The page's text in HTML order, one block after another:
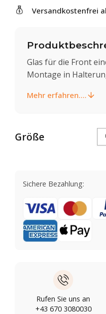
Versandkostenfrei
Glas für die Front
Montage in
Mehr erfahren....
Größe
Sichere Bezahlung:
Rufen Sie uns an
+43 670 3080030